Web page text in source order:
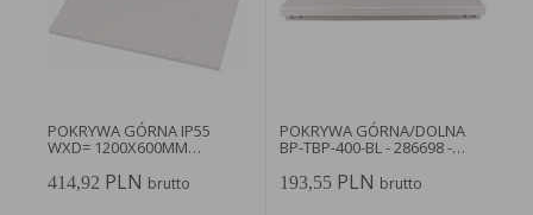
POKRYWA GÓRNA IP55
WXD= 1200X600MM
414,92 PLN brutto
POKRYWA GÓRNA/DOLNA
BP-TBP-400-BL - 286698 -
193,55 PLN brutto